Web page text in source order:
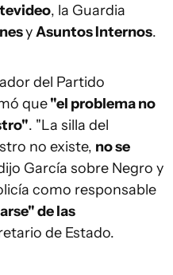
, la Guardia
yAsuntos Internos.
del Partido
que"el problema no
. "La silla del
no existe, no se
García sobre Negro y
como responsable
de las
de Estado.